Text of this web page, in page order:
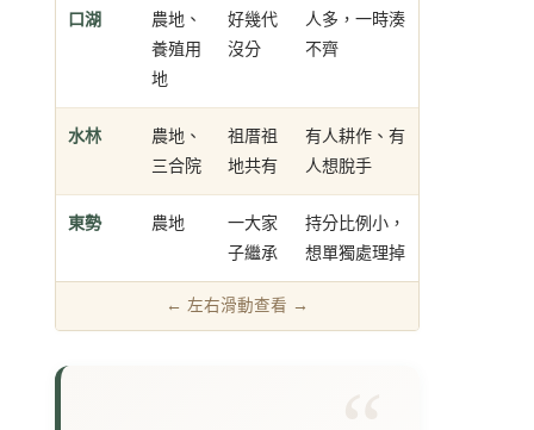
口湖
農地、
養殖用
地
好幾代
沒分
人多，一時湊
不齊
水林
農地、
三合院
祖厝祖
地共有
有人耕作、有
人想脫手
東勢 農地
一大家
子繼承
持分比例小，
想單獨處理掉